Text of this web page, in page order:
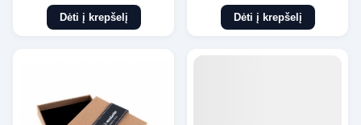
Dėti į krepšelį Dėti į krepšelį